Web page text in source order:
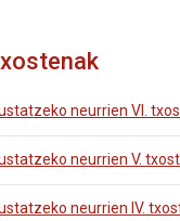
neurrien VI.
neurrien V.
neurrien IV.